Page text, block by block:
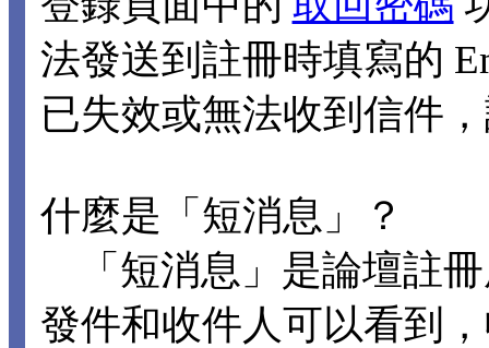
法發送到註冊時填寫的
已失效或無法收到信件
什麼是「短消息」？
「短消息」是論壇註
發件和收件人可以看到